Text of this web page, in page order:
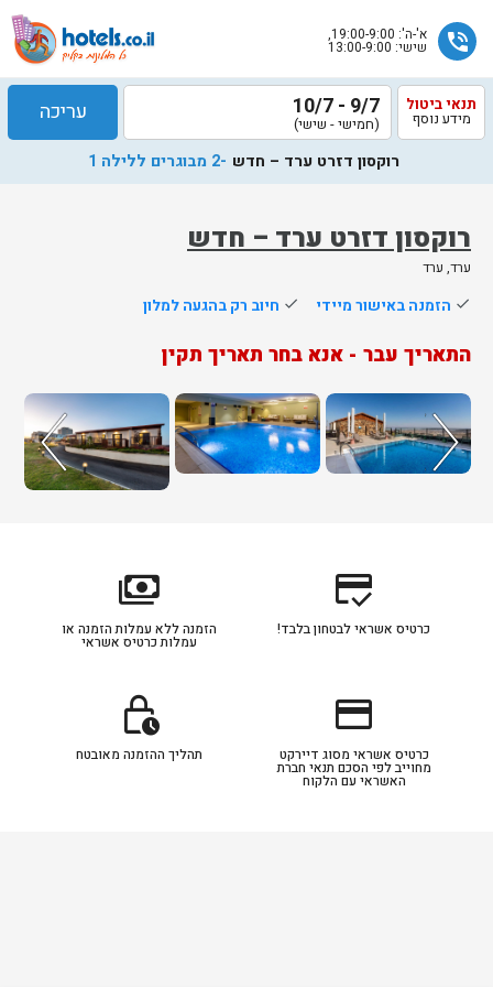
phone_in_talk א'-ה': 19:00-9:00,
שישי: 13:00-9:00
רוקסון דזרט ערד – חדש
ערד, ערד
תנאי ביטול
מידע נוסף 9/7 - 10/7
(חמישי - שישי) עריכה
רוקסון דזרט ערד – חדש -2 מבוגרים ללילה 1
done הזמנה באישור מיידי done חיוב רק בהגעה למלון
התאריך עבר - אנא בחר תאריך תקין
credit_score
כרטיס אשראי לבטחון בלבד!
payments
הזמנה ללא עמלות הזמנה או
עמלות כרטיס אשראי
credit_card
כרטיס אשראי מסוג דיירקט
מחוייב לפי הסכם תנאי חברת
האשראי עם הלקוח
lock_clock
תהליך ההזמנה מאובטח